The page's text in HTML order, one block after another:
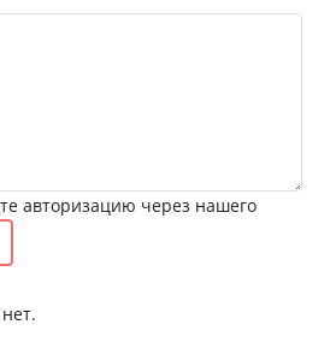
авторизацию через нашего